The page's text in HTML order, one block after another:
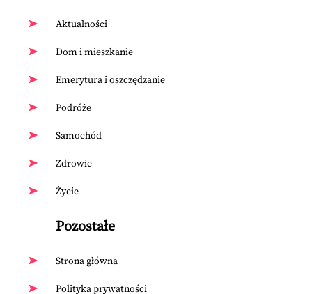
Aktualności
Dom i mieszkanie
Emerytura i oszczędzanie
Podróże
Samochód
Zdrowie
Życie
Pozostałe
Strona główna
Polityka prywatności